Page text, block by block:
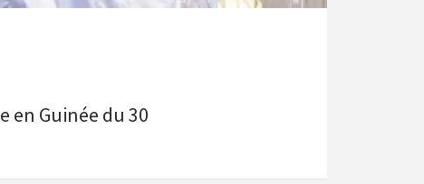
en Guinée du 30